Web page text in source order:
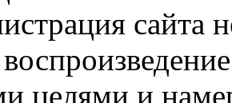
сайта
целями и